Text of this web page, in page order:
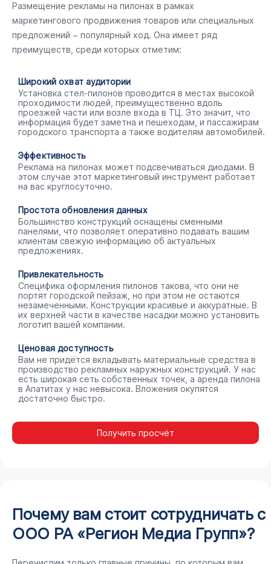
Размещение рекламы на пилонах в рамках
маркетингового продвижения товаров или специальных
предложений − популярный ход. Она имеет ряд
преимуществ, среди которых отметим:
Широкий охват аудитории
Установка стел-пилонов проводится в местах высокой
проходимости людей, преимущественно вдоль
проезжей части или возле входа в ТЦ. Это значит, что
информация будет заметна и пешеходам, и пассажирам
городского транспорта а также водителям автомобилей.
Эффективность
Реклама на пилонах может подсвечиваться диодами. В
этом случае этот маркетинговый инструмент работает
на вас круглосуточно.
Простота обновления данных
Большинство конструкций оснащены сменными
панелями, что позволяет оперативно подавать вашим
клиентам свежую информацию об актуальных
предложениях.
Привлекательность
Специфика оформления пилонов такова, что они не
портят городской пейзаж, но при этом не остаются
незамеченными. Конструкции красивые и аккуратные. В
их верхней части в качестве насадки можно установить
логотип вашей компании.
Ценовая доступность
Вам не придётся вкладывать материальные средства в
производство рекламных наружных конструкций. У нас
есть широкая сеть собственных точек, а аренда пилона
в Апатитах у нас невысока. Вложения окупятся
достаточно быстро.
Получить просчёт
Почему вам стоит сотрудничать с
ООО РА «Регион Медиа Групп»?